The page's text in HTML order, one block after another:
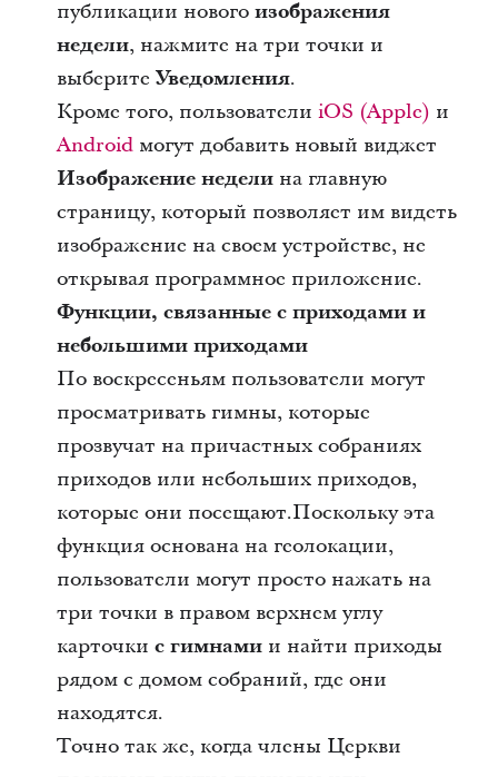
публикации нового изображения
недели, нажмите на три точки и
выберите Уведомления.
Кроме того, пользователи iOS (Apple) и
Androidмогут добавить новый виджет
Изображение неделина главную
страницу, который позволяет им видеть
изображение на своем устройстве, не
открывая программное приложение.
Функции, связанные с приходами и
небольшими приходами
По воскресеньям пользователи могут
просматривать гимны, которые
прозвучат на причастных собраниях
приходов или небольших приходов,
которые они посещают.Поскольку эта
функция основана на геолокации,
пользователи могут просто нажать на
три точки в правом верхнем углу
карточки с гимнамии найти приходы
рядом с домом собраний, где они
находятся.
Точно так же, когда члены Церкви